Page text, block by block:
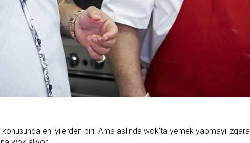
en iyilerden biri. Ama aslında wok’ta yemek yapmayı